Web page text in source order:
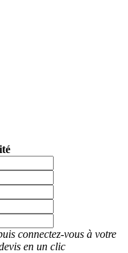
connectez-vous à votre
en un clic